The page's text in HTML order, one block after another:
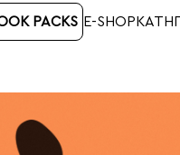
PACKS E-SHOP